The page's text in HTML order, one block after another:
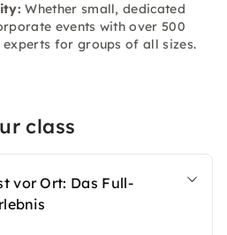
Whether small, dedicated
events with over 500
for groups of all sizes.
class
vor Ort: Das Full-